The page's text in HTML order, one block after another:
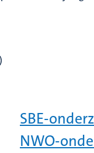
SBE-
NWO-